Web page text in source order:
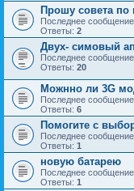
Прошу совета по
Последнее сообщение
Ответы: 2
Двух- симовый
Последнее сообщение
Ответы: 20
Можнно ли 3G
Последнее сообщение
Ответы: 6
Помогите с
Последнее сообщение
Ответы: 1
новую батарею
Последнее сообщение
Ответы: 1